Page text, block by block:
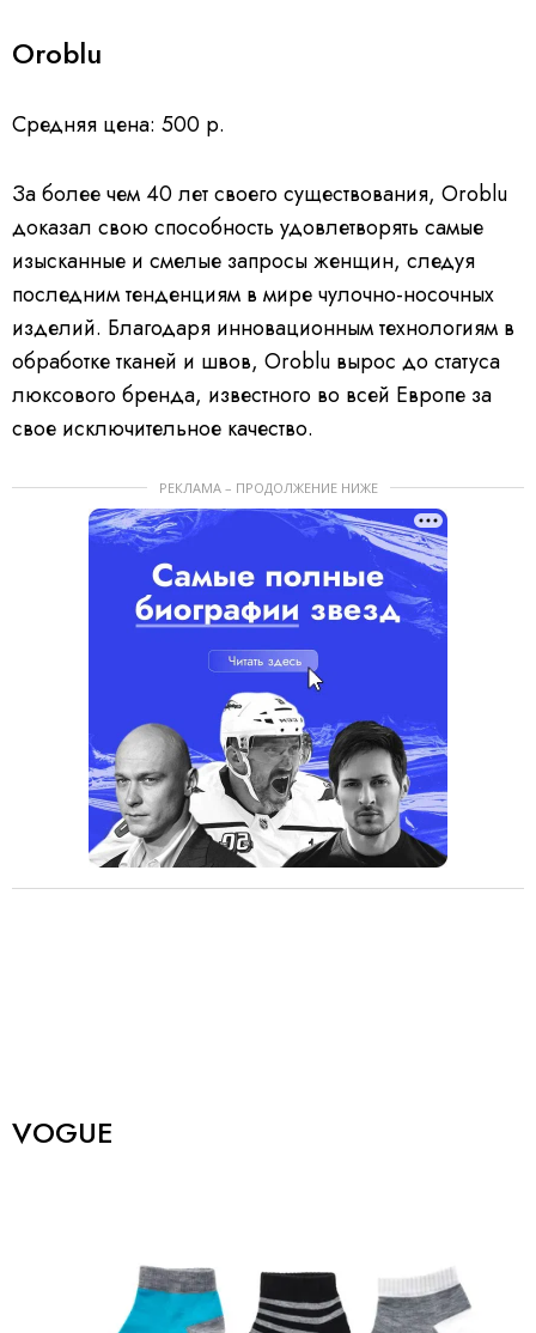
Oroblu
Средняя цена: 500 р.
За более чем 40 лет своего существования, Oroblu
доказал свою способность удовлетворять самые
изысканные и смелые запросы женщин, следуя
последним тенденциям в мире чулочно-носочных
изделий. Благодаря инновационным технологиям в
обработке тканей и швов, Oroblu вырос до статуса
люксового бренда, известного во всей Европе за
свое исключительное качество.
РЕКЛАМА – ПРОДОЛЖЕНИЕ НИЖЕ
VOGUE